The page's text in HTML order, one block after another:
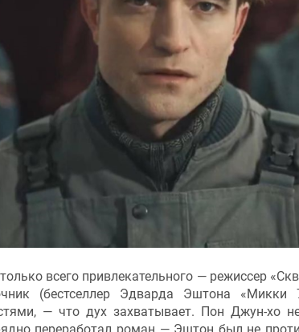
всего привлекательного — режиссер
(бестселлер Эдварда Эштона
— что дух захватывает. Пон Джун-хо